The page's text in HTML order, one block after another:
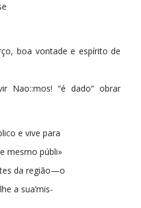
boa vontade e espírito de
Nao::mos! “é dado“ obrar
e vive para
mesmo públi»
da região—o
a sua’mis-